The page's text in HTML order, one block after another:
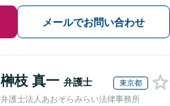
メールでお問い合わせ
榊枝 真一 弁護士 東京都
弁護士法人あおぞらみらい法律事務所